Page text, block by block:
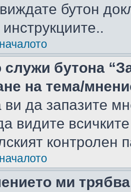
бутон
служи бутона
на тема/
да запазите
видите
контролен
ми